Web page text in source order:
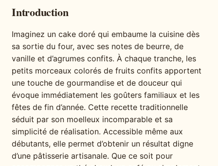
Introduction
Imaginez un cake doré qui embaume la cuisine dès
sa sortie du four, avec ses notes de beurre, de
vanille et d’agrumes confits. À chaque tranche, les
petits morceaux colorés de fruits confits apportent
une touche de gourmandise et de douceur qui
évoque immédiatement les goûters familiaux et les
fêtes de fin d’année. Cette recette traditionnelle
séduit par son moelleux incomparable et sa
simplicité de réalisation. Accessible même aux
débutants, elle permet d’obtenir un résultat digne
d’une pâtisserie artisanale. Que ce soit pour